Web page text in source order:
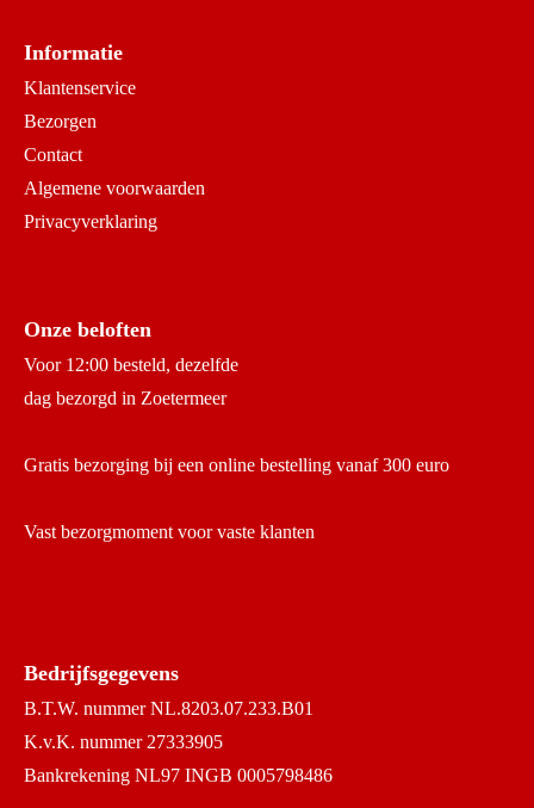
Informatie
Klantenservice
Bezorgen
Contact
Algemene voorwaarden
Privacyverklaring
Onze beloften
Voor 12:00 besteld, dezelfde
dag bezorgd in Zoetermeer
Gratis bezorging bij een online bestelling vanaf 300 euro
Vast bezorgmoment voor vaste klanten
Bedrijfsgegevens
B.T.W. nummer NL.8203.07.233.B01
K.v.K. nummer 27333905
Bankrekening NL97 INGB 0005798486